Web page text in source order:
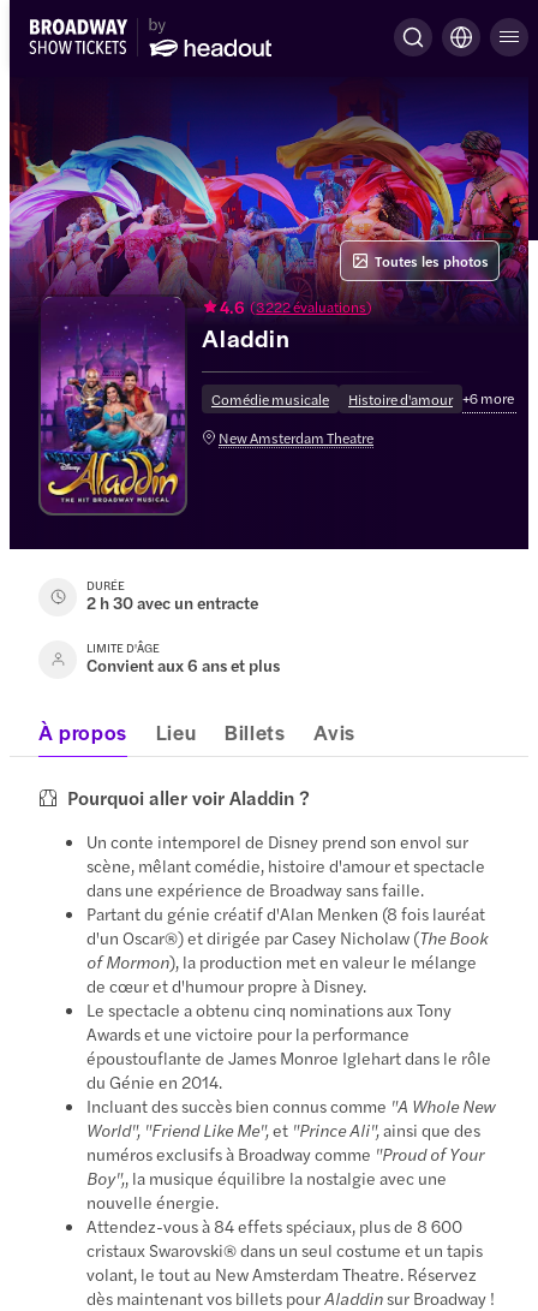
4.6 (3 222 évaluations)
Aladdin
Comédie musicale Histoire d'amour +6more
New Amsterdam Theatre
Toutes les photos
DURÉE
2 h 30 avec un entracte
LIMITE D'ÂGE
Convient aux 6 ans et plus
À propos Lieu Billets Avis
Pourquoi aller voir Aladdin ?
Un conte intemporel de Disney prend son envol sur
scène, mêlant comédie, histoire d'amour et spectacle
dans une expérience de Broadway sans faille.
Partant du génie créatif d'Alan Menken (8 fois lauréat
d'un Oscar®) et dirigée par Casey Nicholaw (The Book
of Mormon), la production met en valeur le mélange
de cœur et d'humour propre à Disney.
Le spectacle a obtenu cinq nominations aux Tony
Awards et une victoire pour la performance
époustouflante de James Monroe Iglehart dans le rôle
du Génie en 2014.
Incluant des succès bien connus comme "A Whole New
World", "Friend Like Me",et "Prince Ali",ainsi que des
numéros exclusifs à Broadway comme "Proud of Your
Boy",, la musique équilibre la nostalgie avec une
nouvelle énergie.
Attendez-vous à 84 effets spéciaux, plus de 8 600
cristaux Swarovski® dans un seul costume et un tapis
volant, le tout au New Amsterdam Theatre. Réservez
dès maintenant vos billets pourAladdinsur Broadway !